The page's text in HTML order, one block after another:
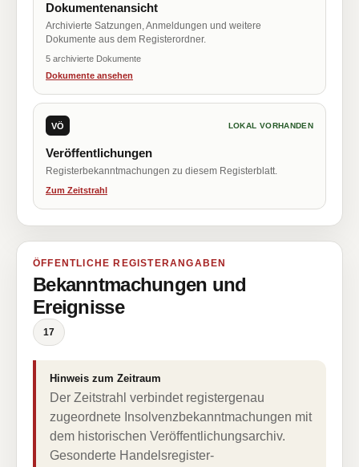
Dokumentenansicht
Archivierte Satzungen, Anmeldungen und weitere
Dokumente aus dem Registerordner.
5 archivierte Dokumente
Dokumente ansehen
VÖ LOKAL VORHANDEN
Veröffentlichungen
Registerbekanntmachungen zu diesem Registerblatt.
Zum Zeitstrahl
ÖFFENTLICHE REGISTERANGABEN
Bekanntmachungen und
Ereignisse
17
Hinweis zum Zeitraum
Der Zeitstrahl verbindet registergenau
zugeordnete Insolvenzbekanntmachungen mit
dem historischen Veröffentlichungsarchiv.
Gesonderte Handelsregister-